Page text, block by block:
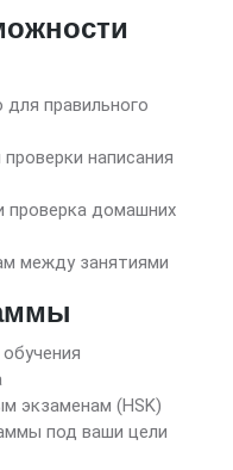
правильного
написания
проверка домашних
между занятиями
экзаменам (HSK)
под ваши цели